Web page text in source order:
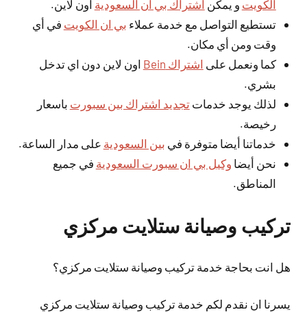
الكويت و يمكن اشتراك بي ان السعودية اون لاين.
تستطيع التواصل مع خدمة عملاء بي ان الكويت في أي
وقت ومن أي مكان.
كما ونعمل على اشتراك Bein
اون لاين دون اي تدخل
بشري.
لذلك يوجد خدماتتجديد اشتراك بين سبورت باسعار
رخيصة.
خدماتنا أيضا متوفرة في بين السعودية على مدار الساعة.
نحن أيضا وكيل بي ان سبورت السعودية في جميع
المناطق.
تركيب وصيانة ستلايت مركزي
هل انت بحاجة خدمة تركيب وصيانة ستلايت مركزي؟
يسرنا ان نقدم لكم خدمة تركيب وصيانة ستلايت مركزي